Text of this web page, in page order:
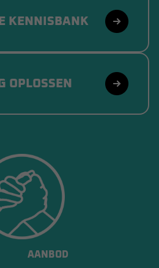
KENNISBANK
OPLOSSEN
AANBOD